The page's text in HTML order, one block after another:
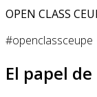
OPEN CLASS
#openclassceupe
El papel